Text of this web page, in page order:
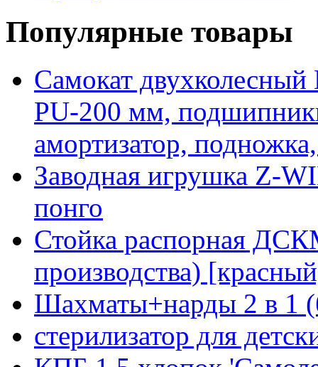
Популярные товары
Самокат
PU-200 мм,
амортизатор,
Заводная игрушка Z-
понго
Стойка распорная
производства)
Шахматы+нарды 2 в 1
стерилизатор для